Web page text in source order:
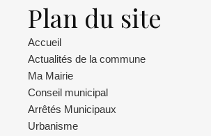
Plan du site
Accueil
Actualités de la commune
Ma Mairie
Conseil municipal
Arrêtés Municipaux
Urbanisme